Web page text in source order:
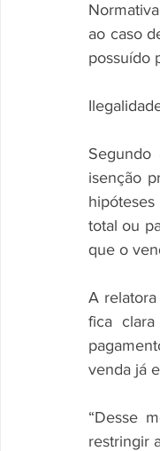
ao caso
possuído
isenção
total ou
que o
A relatora
fica
venda já
“Desse
restringir